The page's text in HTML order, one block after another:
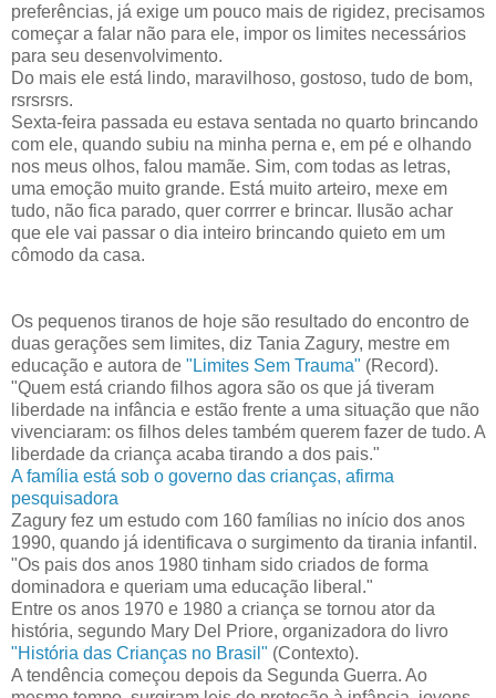
preferências, já exige um pouco mais de rigidez, precisamos
começar a falar não para ele, impor os limites necessários
para seu desenvolvimento.
Do mais ele está lindo, maravilhoso, gostoso, tudo de bom,
rsrsrsrs.
Sexta-feira passada eu estava sentada no quarto brincando
com ele, quando subiu na minha perna e, em pé e olhando
nos meus olhos, falou mamãe. Sim, com todas as letras,
uma emoção muito grande. Está muito arteiro, mexe em
tudo, não fica parado, quer corrrer e brincar. Ilusão achar
que ele vai passar o dia inteiro brincando quieto em um
cômodo da casa.
Os pequenos tiranos de hoje são resultado do encontro de
duas gerações sem limites, diz Tania Zagury, mestre em
educação e autora de "Limites Sem Trauma" (Record).
"Quem está criando filhos agora são os que já tiveram
liberdade na infância e estão frente a uma situação que não
vivenciaram: os filhos deles também querem fazer de tudo. A
liberdade da criança acaba tirando a dos pais."
A família está sob o governo das crianças, afirma
pesquisadora
Zagury fez um estudo com 160 famílias no início dos anos
1990, quando já identificava o surgimento da tirania infantil.
"Os pais dos anos 1980 tinham sido criados de forma
dominadora e queriam uma educação liberal."
Entre os anos 1970 e 1980 a criança se tornou ator da
história, segundo Mary Del Priore, organizadora do livro
"História das Crianças no Brasil" (Contexto).
A tendência começou depois da Segunda Guerra. Ao